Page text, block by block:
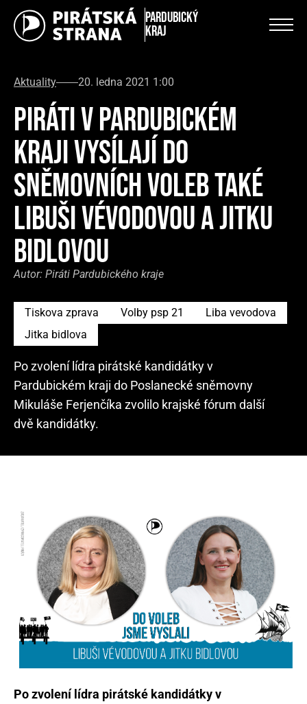
Pardubický
kraj
Aktuality 20. ledna 2021 1:00
PIRÁTI V PARDUBICKÉM
KRAJI VYSÍLAJÍ DO
SNĚMOVNÍCH VOLEB TAKÉ
LIBUŠI VÉVODOVOU A JITKU
BIDLOVOU
Autor: Piráti Pardubického kraje
Tiskova zprava Volby psp 21
Liba vevodova
Jitka bidlova
Po zvolení lídra pirátské kandidátky v
Pardubickém kraji do Poslanecké sněmovny
Mikuláše Ferjenčíka zvolilo krajské fórum další
dvě kandidátky.
Po zvolení lídra pirátské kandidátky v